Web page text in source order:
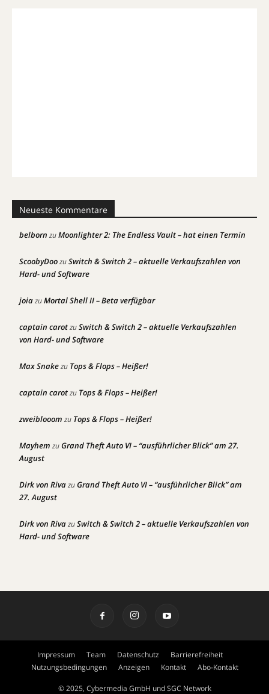
Neueste Kommentare
belborn zuMoonlighter 2: The Endless Vault – hat einen Termin
ScoobyDoozuSwitch & Switch 2 – aktuelle Verkaufszahlen von
Hard- und Software
joiazuMortal Shell II – Beta verfügbar
captain carotzuSwitch & Switch 2 – aktuelle Verkaufszahlen
von Hard- und Software
Max Snakezu Tops & Flops – Heißer!
captain carotzu Tops & Flops – Heißer!
zweiblooom zu Tops & Flops – Heißer!
Mayhem zuGrand Theft Auto VI – “ausführlicher Blick” am 27.
August
Dirk von RivazuGrand Theft Auto VI – “ausführlicher Blick” am
27. August
Dirk von RivazuSwitch & Switch 2 – aktuelle Verkaufszahlen von
Hard- und Software
Impressum Team Datenschutz
Barrierefreiheit
Nutzungsbedingungen
Anzeigen Kontakt Abo-Kontakt
© 2025, Cybermedia GmbH und SGC Network